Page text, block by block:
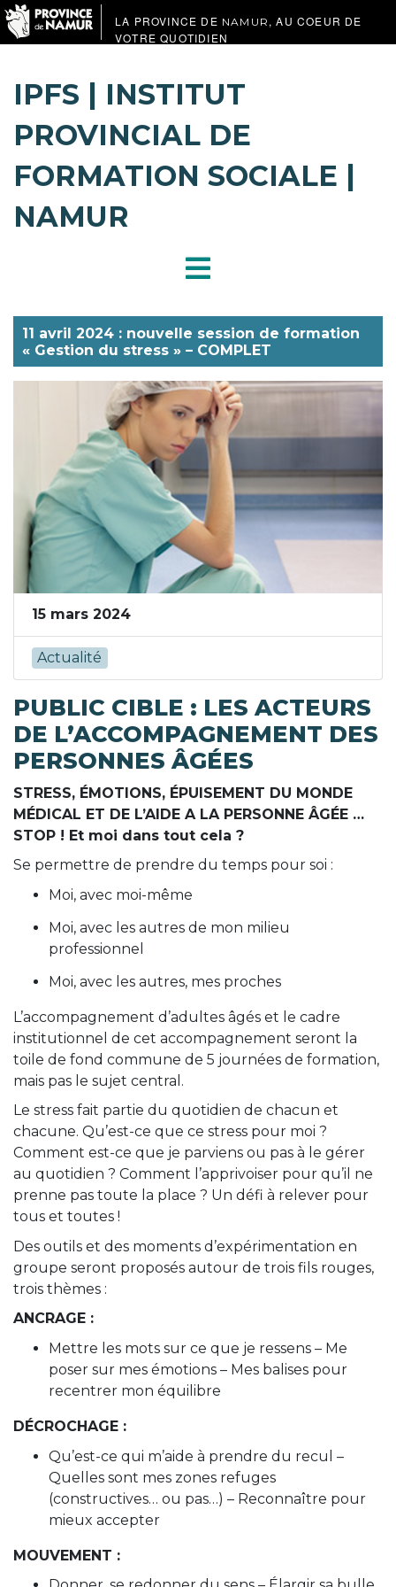
LA PROVINCE DE NAMUR , AU COEUR DE
VOTRE QUOTIDIEN
IPFS | INSTITUT
PROVINCIAL DE
FORMATION SOCIALE |
NAMUR
11 avril 2024 : nouvelle session de formation
« Gestion du stress » – COMPLET
15 mars 2024
Actualité
PUBLIC CIBLE : LES ACTEURS
DE L’ACCOMPAGNEMENT DES
PERSONNES ÂGÉES
STRESS, ÉMOTIONS, ÉPUISEMENT DU MONDE
MÉDICAL ET DE L’AIDE A LA PERSONNE ÂGÉE …
STOP ! Et moi dans tout cela ?
Se permettre de prendre du temps pour soi :
Moi, avec moi-même
Moi, avec les autres de mon milieu
professionnel
Moi, avec les autres, mes proches
L’accompagnement d’adultes âgés et le cadre
institutionnel de cet accompagnement seront la
toile de fond commune de 5 journées de formation,
mais pas le sujet central.
Le stress fait partie du quotidien de chacun et
chacune. Qu’est-ce que ce stress pour moi ?
Comment est-ce que je parviens ou pas à le gérer
au quotidien ? Comment l’apprivoiser pour qu’il ne
prenne pas toute la place ? Un défi à relever pour
tous et toutes !
Des outils et des moments d’expérimentation en
groupe seront proposés autour de trois fils rouges,
trois thèmes :
ANCRAGE :
Mettre les mots sur ce que je ressens – Me
poser sur mes émotions – Mes balises pour
recentrer mon équilibre
DÉCROCHAGE :
Qu’est-ce qui m’aide à prendre du recul –
Quelles sont mes zones refuges
(constructives… ou pas…) – Reconnaître pour
mieux accepter
MOUVEMENT :